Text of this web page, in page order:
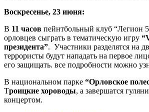
Воскресенье, 23 июня:
В 11 часов пейнтбольный клуб “Легион
орловцев сыграть в тематическую игру
президента”. Участники разделятся на
террористы будут нападать на первое
его защищать. все подробности можно
В национальном парке “Орловское
Троицкие хороводы, а завершатся
концертом.